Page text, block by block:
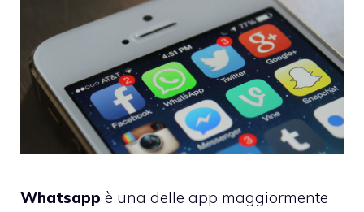
Whatsapp è una delle app maggiormente